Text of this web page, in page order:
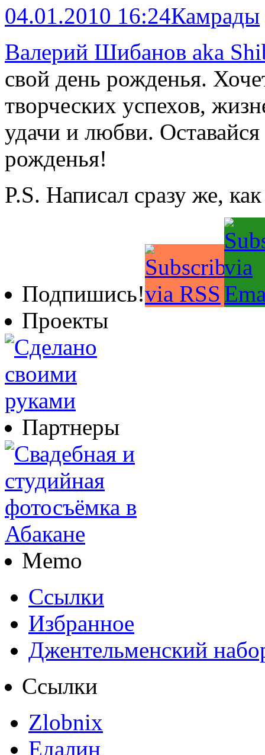
04.01.2010 16:24Камрады
Валерий Шибанов aka
свой день рожденья.
творческих успехов,
удачи и любви.
рожденья!
P.S. Написал сразу же,
Подпишись!
Проекты
Партнеры
Memo
Ссылки
Избранное
Джентельменский
Ссылки
Zlobnix
Едалин